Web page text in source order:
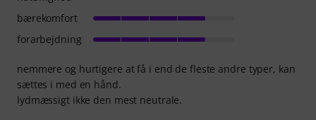
nemmere og hurtigere at få i end de fleste andre typer, kan
sættes i med en hånd.
lydmæssigt ikke den mest neutrale.
bærekomfort
forarbejdning